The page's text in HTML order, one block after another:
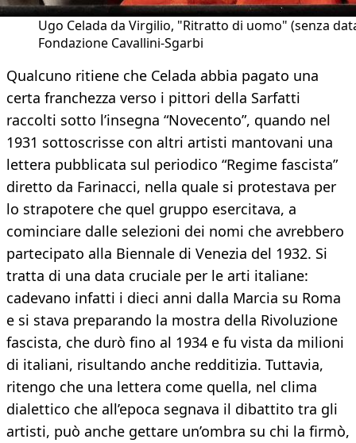
Ugo Celada da Virgilio, "Ritratto di uomo" (senza
Fondazione Cavallini-Sgarbi
Qualcuno ritiene che Celada abbia pagato una
certa franchezza verso i pittori della Sarfatti
raccolti sotto l’insegna “Novecento”, quando nel
1931 sottoscrisse con altri artisti mantovani una
lettera pubblicata sul periodico “Regime fascista”
diretto da Farinacci, nella quale si protestava per
lo strapotere che quel gruppo esercitava, a
cominciare dalle selezioni dei nomi che avrebbero
partecipato alla Biennale di Venezia del 1932. Si
tratta di una data cruciale per le arti italiane:
cadevano infatti i dieci anni dalla Marcia su Roma
e si stava preparando la mostra della Rivoluzione
fascista, che durò fino al 1934 e fu vista da milioni
di italiani, risultando anche redditizia. Tuttavia,
ritengo che una lettera come quella, nel clima
dialettico che all’epoca segnava il dibattito tra gli
artisti, può anche gettare un’ombra su chi la firmò,